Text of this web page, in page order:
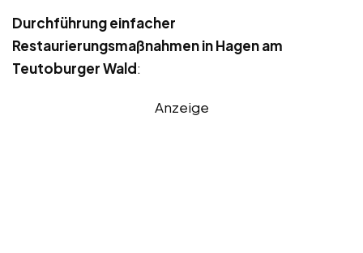
Durchführung einfacher
Restaurierungsmaßnahmen in Hagen am
Teutoburger Wald:
Anzeige